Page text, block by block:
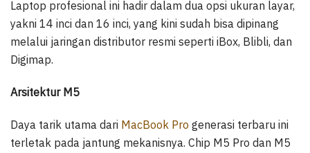
Laptop profesional ini hadir dalam dua opsi ukuran layar,
yakni 14 inci dan 16 inci, yang kini sudah bisa dipinang
melalui jaringan distributor resmi seperti iBox, Blibli, dan
Digimap.
Arsitektur M5
Daya tarik utama dari MacBook Pro generasi terbaru ini
terletak pada jantung mekanisnya. Chip M5 Pro dan M5